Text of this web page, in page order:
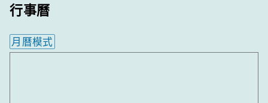
行事曆
月曆模式